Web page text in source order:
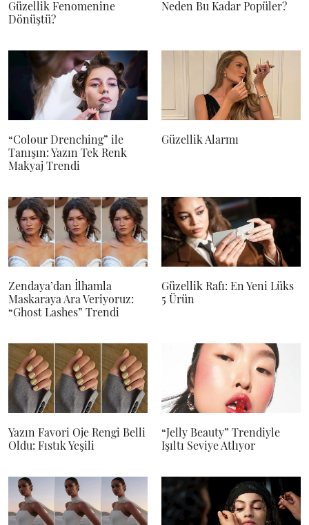
Güzellik Fenomenine
Dönüştü?
Neden Bu Kadar Popüler?
“Colour Drenching” ile
Tanışın: Yazın Tek Renk
Makyaj Trendi
Güzellik Alarmı
Zendaya’dan İlhamla
Maskaraya Ara Veriyoruz:
“Ghost Lashes” Trendi
Güzellik Rafı: En Yeni Lüks
5 Ürün
Yazın Favori Oje Rengi Belli
Oldu: Fıstık Yeşili
“Jelly Beauty” Trendiyle
Işıltı Seviye Atlıyor